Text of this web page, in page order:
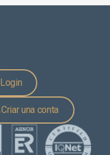
Login
Criar una conta